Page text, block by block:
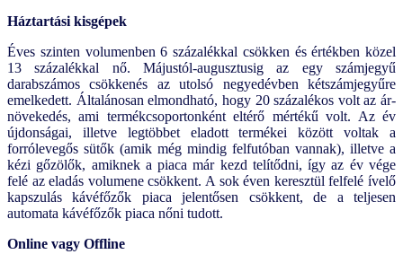
Háztartási kisgépek
Éves szinten volumenben 6 százalékkal csökken és értékben közel
13 százalékkal nő. Májustól-augusztusig az egy számjegyű
darabszámos csökkenés az utolsó negyedévben kétszámjegyűre
emelkedett. Általánosan elmondható, hogy 20 százalékos volt az ár-
növekedés, ami termékcsoportonként eltérő mértékű volt. Az év
újdonságai, illetve legtöbbet eladott termékei között voltak a
forrólevegős sütők (amik még mindig felfutóban vannak), illetve a
kézi gőzölők, amiknek a piaca már kezd telítődni, így az év vége
felé az eladás volumene csökkent. A sok éven keresztül felfelé ívelő
kapszulás kávéfőzők piaca jelentősen csökkent, de a teljesen
automata kávéfőzők piaca nőni tudott.
Online vagy Offline